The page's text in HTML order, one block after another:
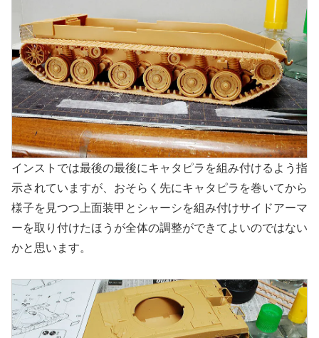
インストでは最後の最後にキャタピラを組み付けるよう指
示されていますが、おそらく先にキャタピラを巻いてから
様子を見つつ上面装甲とシャーシを組み付けサイドアーマ
ーを取り付けたほうが全体の調整ができてよいのではない
かと思います。